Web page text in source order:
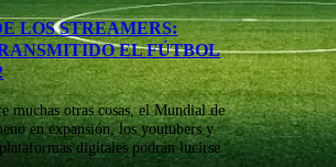
LOS STREAMERS:
EL FÚTBOL
muchas otras cosas, el Mundial de
en expansión, los youtubers y
digitales podrán lucirse